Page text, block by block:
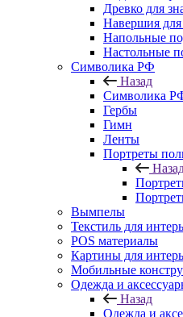
Древко для
Навершия для
Напольные
Настольные
Символика РФ
Назад
Символика
Гербы
Гимн
Ленты
Портреты
Вымпелы
Текстиль для
POS материалы
Картины для
Мобильные
Одежда и
Назад
Одежда и